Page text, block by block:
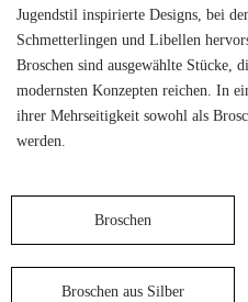
Jugendstil inspirierte Designs, bei
Schmetterlingen und Libellen
Broschen sind ausgewählte Stücke,
modernsten Konzepten reichen. In
ihrer Mehrseitigkeit sowohl als
werden.
Broschen
Broschen aus Silber